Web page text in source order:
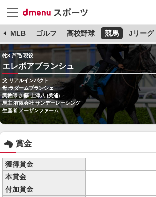
MLB ゴルフ 高校野球 競馬 Jリーグ
牝8 芦毛 現役
エレボアブランシュ
父:リアルインパクト
母:ラダームブランシェ
調教師:加藤 士津八 (美浦)
馬主:有限会社 サンデーレーシング
生産者:ノーザンファーム
賞金
獲得賞金
本賞金
付加賞金